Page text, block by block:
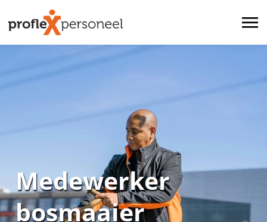
Medewerker
bosmaaier